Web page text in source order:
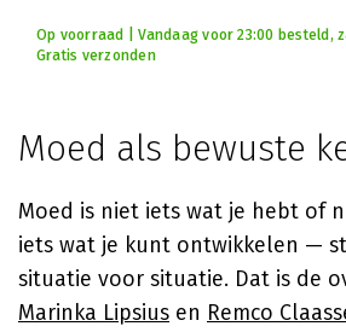
Op voorraad | Vandaag voor 23:00 besteld,
Gratis verzonden
Moed als bewuste
Moed is niet iets wat je hebt of
iets wat je kunt ontwikkelen —
situatie voor situatie. Dat is de
Marinka Lipsius en Remco